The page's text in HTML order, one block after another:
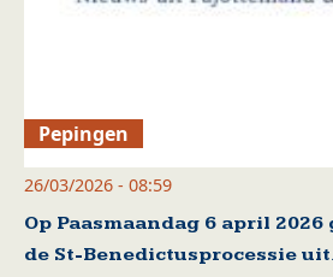
Pepingen
26/03/2026 - 08:59
Op Paasmaandag 6 april 2026
de St-Benedictusprocessie